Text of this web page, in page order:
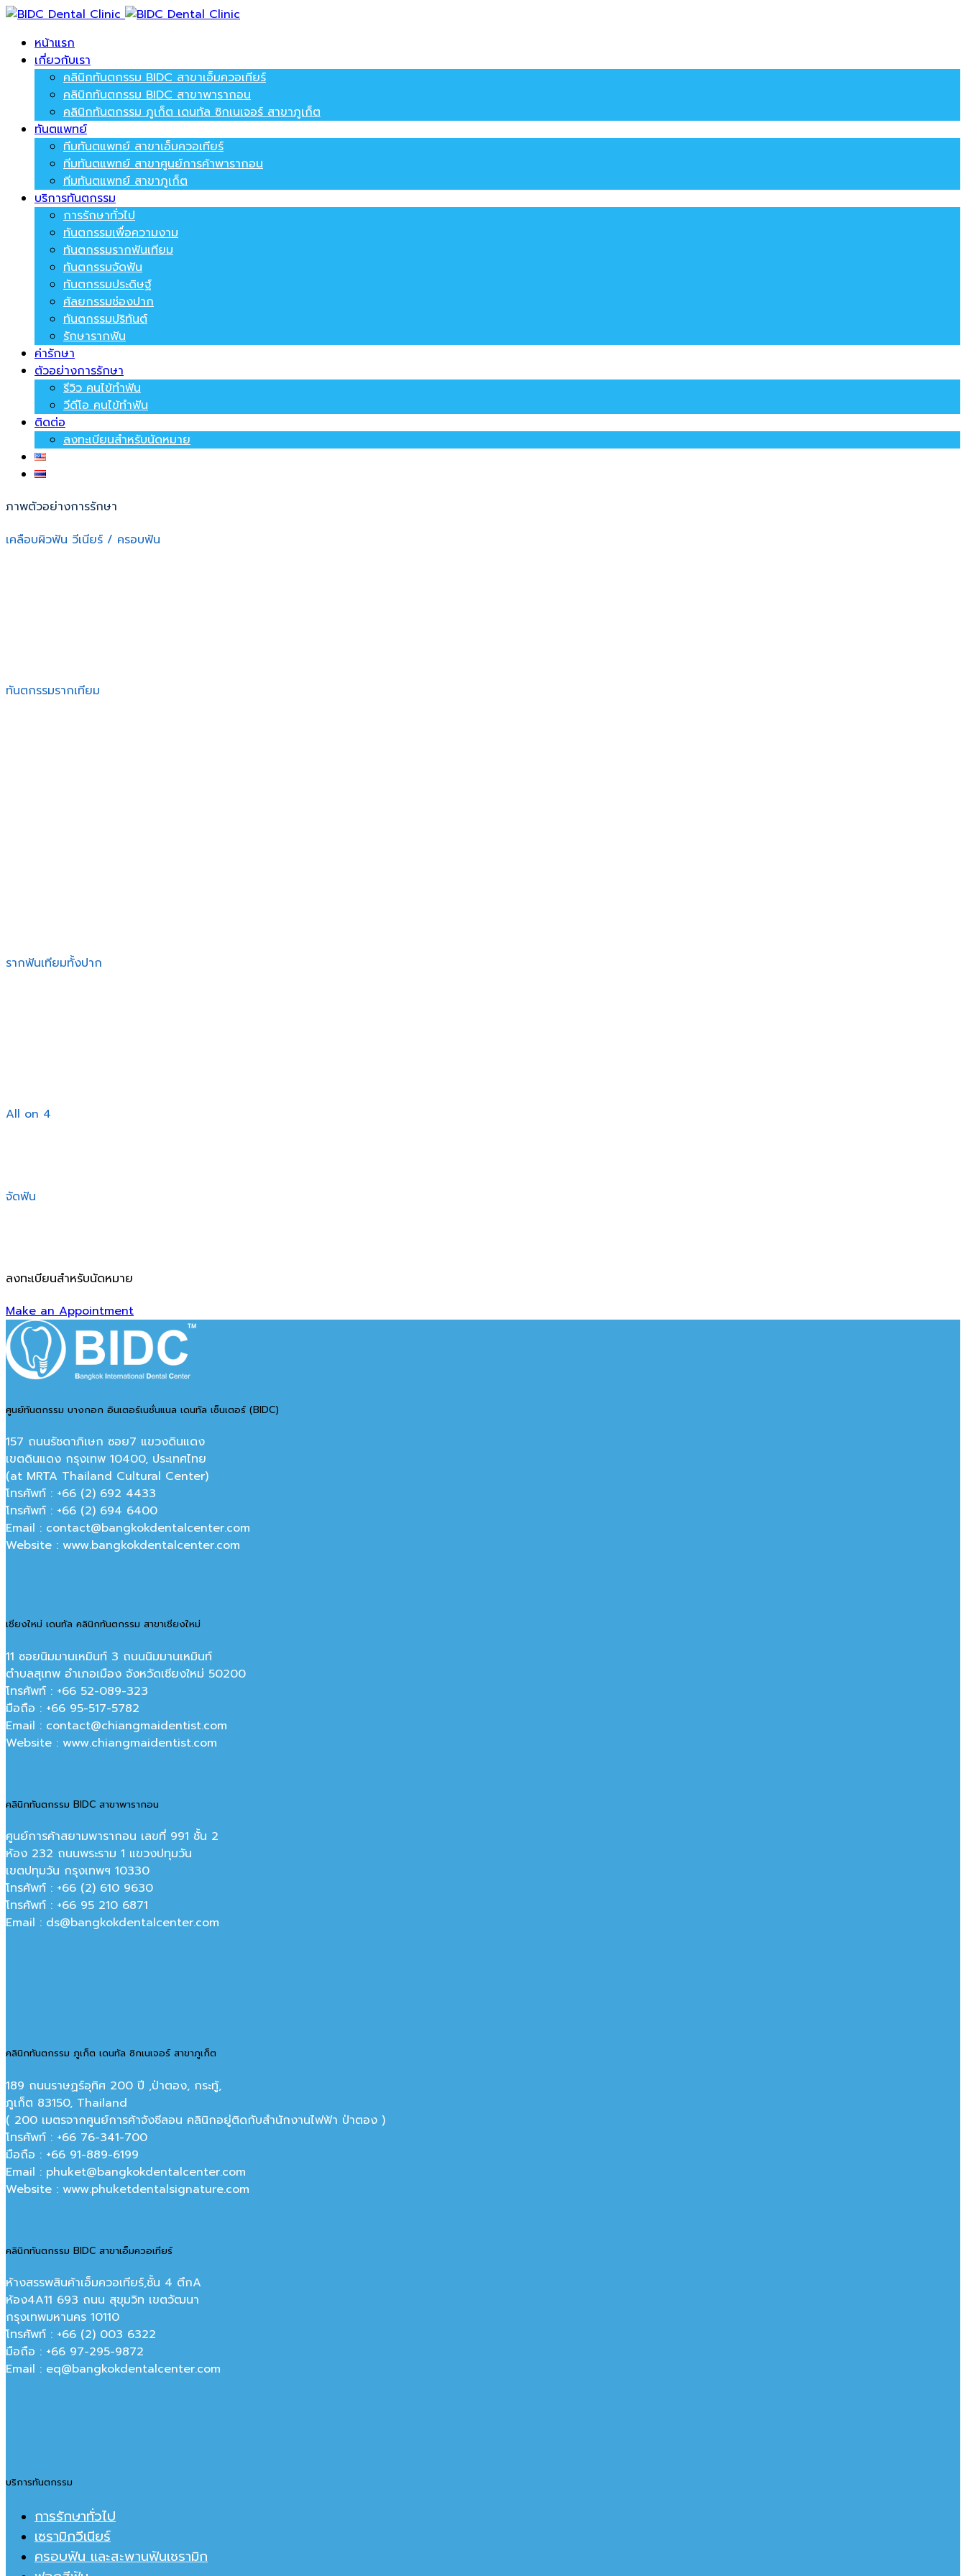
หน้าแรก
เกี่ยวกับเรา
คลินิกทันตกรรม BIDC สาขาเอ็มควอเทียร์
คลินิกทันตกรรม BIDC สาขาพารากอน
คลินิกทันตกรรม ภูเก็ต เดนทัล ซิกเนเจอร์ สาขาภูเก็ต
ทันตแพทย์
ทีมทันตแพทย์ สาขาเอ็มควอเทียร์
ทีมทันตแพทย์ สาขาศูนย์การค้าพารากอน
ทีมทันตแพทย์ สาขาภูเก็ต
บริการทันตกรรม
การรักษาทั่วไป
ทันตกรรมเพื่อความงาม
ทันตกรรมรากฟันเทียม
ทันตกรรมจัดฟัน
ทันตกรรมประดิษฐ์
ศัลยกรรมช่องปาก
ทันตกรรมปริทันต์
รักษารากฟัน
ค่ารักษา
ตัวอย่างการรักษา
รีวิว คนไข้ทำฟัน
วีดีโอ คนไข้ทำฟัน
ติดต่อ
ลงทะเบียนสำหรับนัดหมาย
ภาพตัวอย่างการรักษา
เคลือบผิวฟัน วีเนียร์ / ครอบฟัน
ทันตกรรมรากเทียม
รากฟันเทียมทั้งปาก
All on 4
จัดฟัน
ลงทะเบียนสำหรับนัดหมาย
Make an Appointment
ศูนย์ทันตกรรม บางกอก อินเตอร์เนชั่นแนล เดนทัล เซ็นเตอร์ (BIDC)
157 ถนนรัชดาภิเษก ซอย7 แขวงดินแดง
เขตดินแดง กรุงเทพ 10400, ประเทศไทย
(at MRTA Thailand Cultural Center)
โทรศัพท์ : +66 (2) 692 4433
โทรศัพท์ : +66 (2) 694 6400
Email : contact@bangkokdentalcenter.com
Website : www.bangkokdentalcenter.com
เชียงใหม่ เดนทัล คลินิกทันตกรรม สาขาเชียงใหม่
11 ซอยนิมมานเหมินท์ 3 ถนนนิมมานเหมินท์
ตำบลสุเทพ อำเภอเมือง จังหวัดเชียงใหม่ 50200
โทรศัพท์ : +66 52-089-323
มือถือ : +66 95-517-5782
Email : contact@chiangmaidentist.com
Website : www.chiangmaidentist.com
คลินิกทันตกรรม BIDC สาขาพารากอน
ศูนย์การค้าสยามพารากอน เลขที่ 991 ชั้น 2
ห้อง 232 ถนนพระราม 1 แขวงปทุมวัน
เขตปทุมวัน กรุงเทพฯ 10330
โทรศัพท์ : +66 (2) 610 9630
โทรศัพท์ : +66 95 210 6871
Email : ds@bangkokdentalcenter.com
คลินิกทันตกรรม ภูเก็ต เดนทัล ซิกเนเจอร์ สาขาภูเก็ต
189 ถนนราษฏร์อุทิศ 200 ปี ,ป่าตอง, กระทู้,
ภูเก็ต 83150, Thailand
( 200 เมตรจากศูนย์การค้าจังซีลอน คลินิกอยู่ติดกับสำนักงานไฟฟ้า ป่าตอง )
โทรศัพท์ : +66 76-341-700
มือถือ : +66 91-889-6199
Email : phuket@bangkokdentalcenter.com
Website : www.phuketdentalsignature.com
คลินิกทันตกรรม BIDC สาขาเอ็มควอเทียร์
ห้างสรรพสินค้าเอ็มควอเทียร์,ชั้น 4 ตึกA
ห้อง4A11 693 ถนน สุขุมวิท เขตวัฒนา
กรุงเทพมหานคร‎ 10110
โทรศัพท์ : +66 (2) 003 6322
มือถือ : +66 97-295-9872
Email : eq@bangkokdentalcenter.com
บริการทันตกรรม
การรักษาทั่วไป
เซรามิกวีเนียร์
ครอบฟัน และสะพานฟันเชรามิก